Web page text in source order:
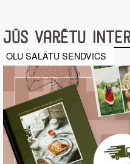
Jūs varētu
OLU SALĀTU SENDVIČS